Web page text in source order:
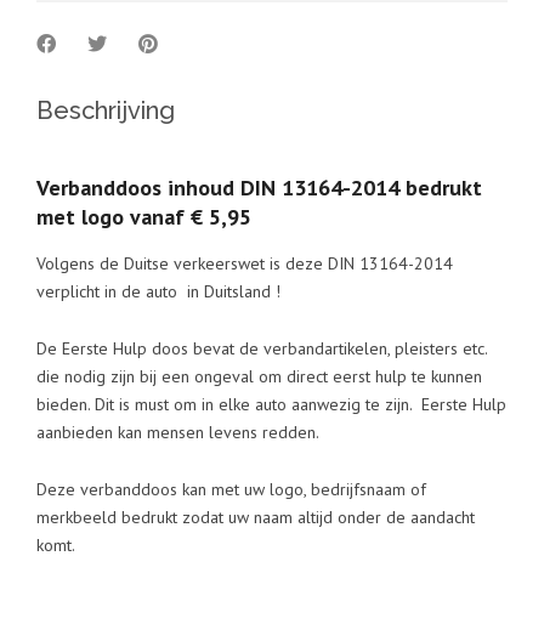
Beschrijving
Verbanddoos inhoud DIN 13164-2014 bedrukt
met logo vanaf € 5,95
Volgens de Duitse verkeerswet is deze DIN 13164-2014
verplicht in de auto in Duitsland !
De Eerste Hulp doos bevat de verbandartikelen, pleisters etc.
die nodig zijn bij een ongeval om direct eerst hulp te kunnen
bieden. Dit is must om in elke auto aanwezig te zijn. Eerste Hulp
aanbieden kan mensen levens redden.
Deze verbanddoos kan met uw logo, bedrijfsnaam of
merkbeeld bedrukt zodat uw naam altijd onder de aandacht
komt.